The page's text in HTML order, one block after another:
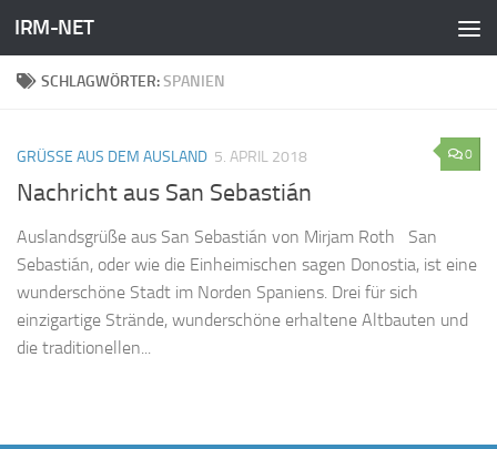
Zum Inhalt springen
IRM-NET
SCHLAGWÖRTER:SPANIEN
0
GRÜSSE AUS DEM AUSLAND 5. APRIL 2018
Nachricht aus San Sebastián
Auslandsgrüße aus San Sebastián von Mirjam Roth San
Sebastián, oder wie die Einheimischen sagen Donostia, ist eine
wunderschöne Stadt im Norden Spaniens. Drei für sich
einzigartige Strände, wunderschöne erhaltene Altbauten und
die traditionellen...